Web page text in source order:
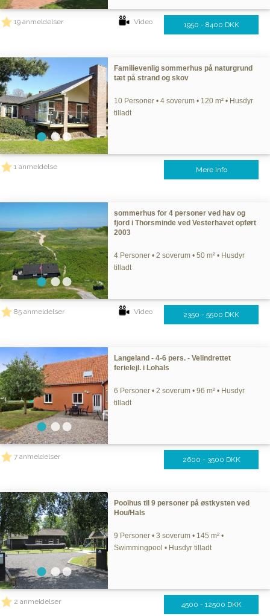
19 anmeldelser Video 1950 - 8400 DKK
Familievenlig sommerhus på naturgrund
tæt på strand og skov
10 Personer • 4 soverum • 120 m² • Husdyr
tilladt
1 anmeldelse Mere Info
sommerhus for 4 personer ved hav og
fjord i Thorsminde ved Vesterhavet opført
2003
4 Personer • 2 soverum • 50 m² • Husdyr
tilladt
85 anmeldelser Video 2350 - 5500 DKK
Langeland - 4-6 pers. - Velindrettet
ferielejl. i Lohals
6 Personer • 2 soverum • 96 m² • Husdyr
tilladt
7 anmeldelser 2600 - 3500 DKK
Poolhus til 9 personer på østkysten ved
Hou/Hals
9 Personer • 3 soverum • 145 m² •
Swimmingpool • Husdyr tilladt
2 anmeldelser 4500 - 12500 DKK